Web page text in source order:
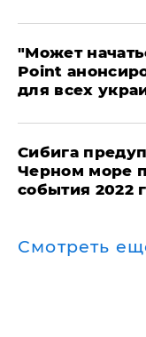
"Может
Point
для всех
Сибига
Черном море
события 2022
Смотреть